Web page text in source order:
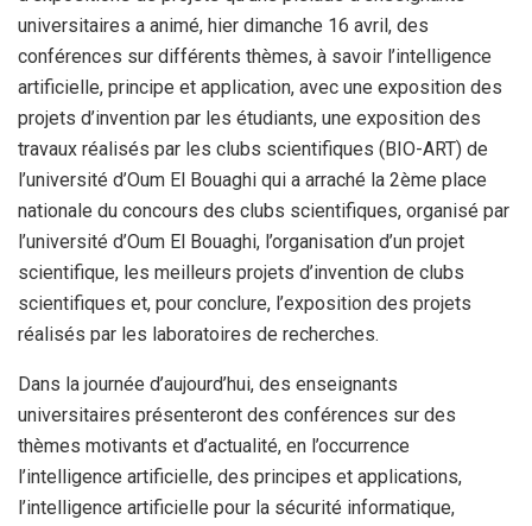
universitaires a animé, hier dimanche 16 avril, des
conférences sur différents thèmes, à savoir l’intelligence
artificielle, principe et application, avec une exposition des
projets d’invention par les étudiants, une exposition des
travaux réalisés par les clubs scientifiques (BIO-ART) de
l’université d’Oum El Bouaghi qui a arraché la 2ème place
nationale du concours des clubs scientifiques, organisé par
l’université d’Oum El Bouaghi, l’organisation d’un projet
scientifique, les meilleurs projets d’invention de clubs
scientifiques et, pour conclure, l’exposition des projets
réalisés par les laboratoires de recherches.
Dans la journée d’aujourd’hui, des enseignants
universitaires présenteront des conférences sur des
thèmes motivants et d’actualité, en l’occurrence
l’intelligence artificielle, des principes et applications,
l’intelligence artificielle pour la sécurité informatique,